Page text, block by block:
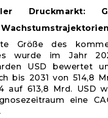
Druckmarkt:
Größe des
wurde im Jahr
USD bewertet
bis 2031 von 514,8
auf 613,8 Mrd. USD
eine